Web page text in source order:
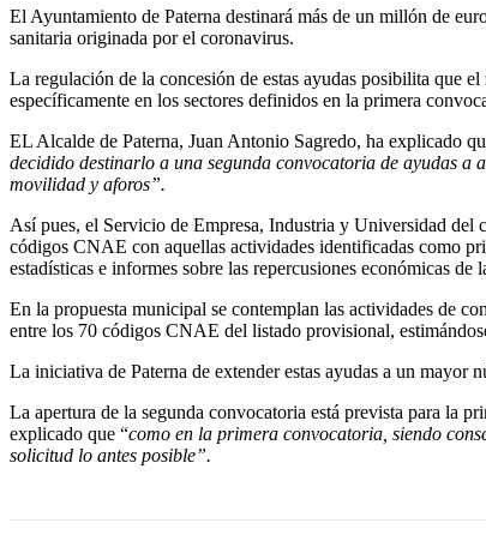
El Ayuntamiento de Paterna destinará más de un millón de
sanitaria originada por el coronavirus.
La regulación de la concesión de estas ayudas posibilita que
específicamente en los sectores definidos en la primera
EL Alcalde de Paterna, Juan Antonio Sagredo, ha explicado
decidido destinarlo a una segunda convocatoria de ayudas
movilidad y aforos”.
Así pues, el Servicio de Empresa, Industria y Universidad del
códigos CNAE con aquellas actividades identificadas como
estadísticas e informes sobre las repercusiones económicas de
En la propuesta municipal se contemplan las actividades de
entre los 70 códigos CNAE del listado provisional,
La iniciativa de Paterna de extender estas ayudas a un
La apertura de la segunda convocatoria está prevista para la
explicado que “como en la primera convocatoria, siendo
solicitud lo antes posible”.